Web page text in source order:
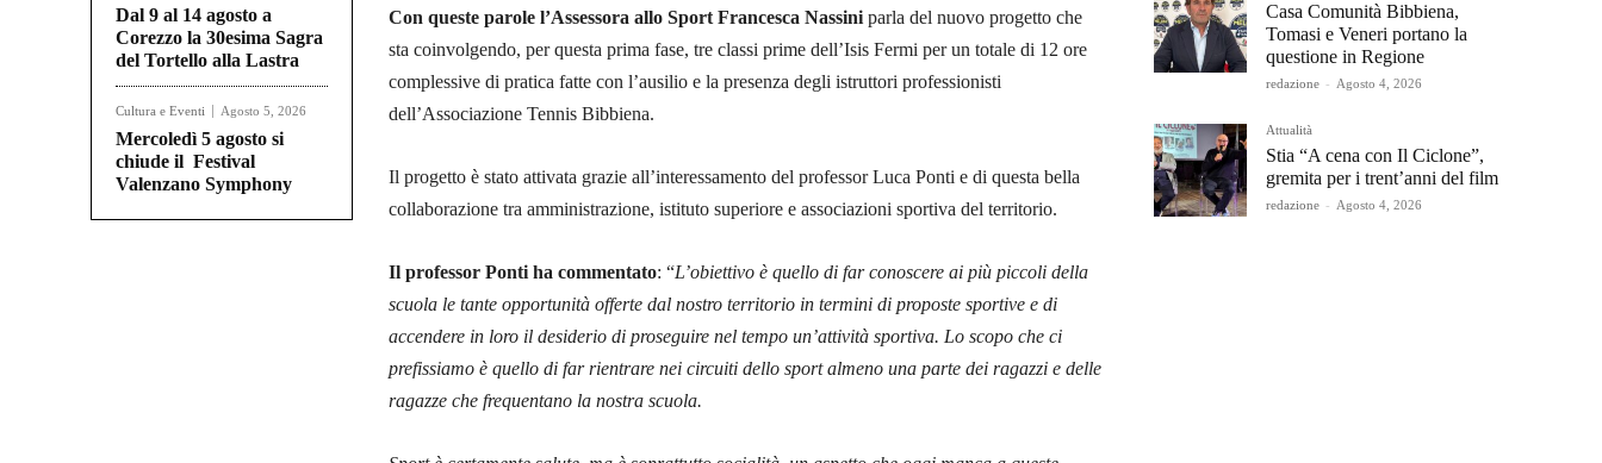
Dal 9 al 14 agosto a
Corezzo la 30esima Sagra
del Tortello alla Lastra
Cultura e Eventi Agosto 5, 2026
Mercoledì 5 agosto si
chiude il Festival
Valenzano Symphony
Con queste parole l’Assessora allo Sport Francesca Nassini parla del nuovo progetto che
sta coinvolgendo, per questa prima fase, tre classi prime dell’Isis Fermi per un totale di 12 ore
complessive di pratica fatte con l’ausilio e la presenza degli istruttori professionisti
dell’Associazione Tennis Bibbiena.
Il progetto è stato attivata grazie all’interessamento del professor Luca Ponti e di questa bella
collaborazione tra amministrazione, istituto superiore e associazioni sportiva del territorio.
Il professor Ponti ha commentato: “L’obiettivo è quello di far conoscere ai più piccoli della
scuola le tante opportunità offerte dal nostro territorio in termini di proposte sportive e di
accendere in loro il desiderio di proseguire nel tempo un’attività sportiva. Lo scopo che ci
prefissiamo è quello di far rientrare nei circuiti dello sport almeno una parte dei ragazzi e delle
ragazze che frequentano la nostra scuola.
Casa Comunità Bibbiena,
Tomasi e Veneri portano la
questione in Regione
redazione - Agosto 4, 2026
Attualità
Stia “A cena con Il Ciclone”,
gremita per i trent’anni del film
redazione - Agosto 4, 2026